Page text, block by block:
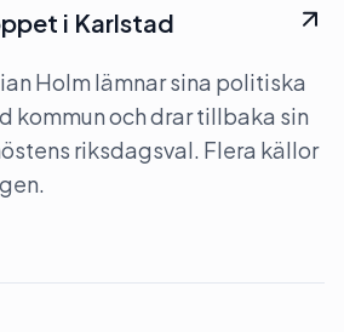
i Karlstad
Holm lämnar sina politiska
kommun och drar tillbaka sin
riksdagsval. Flera källor